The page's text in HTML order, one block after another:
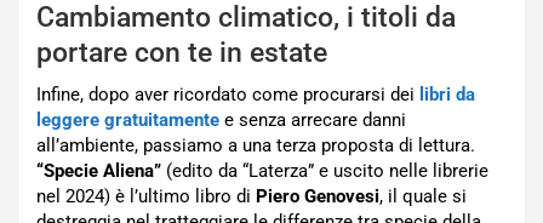
Cambiamento climatico, i titoli da
portare con te in estate
Infine, dopo aver ricordato come procurarsi dei libri da
leggere gratuitamente e senza arrecare danni
all’ambiente, passiamo a una terza proposta di lettura.
“Specie Aliena” (edito da “Laterza” e uscito nelle librerie
nel 2024) è l’ultimo libro di Piero Genovesi, il quale si